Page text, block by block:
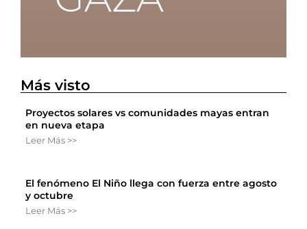
Más visto
Proyectos solares vs comunidades mayas entran
en nueva etapa
Leer Más >>
El fenómeno El Niño llega con fuerza entre agosto
y octubre
Leer Más >>